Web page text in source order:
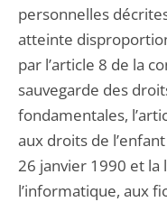
personnelles
atteinte
par l’article 8 de la
sauvegarde des
fondamentales,
aux droits de
26 janvier 1990 et
l’informatique, aux